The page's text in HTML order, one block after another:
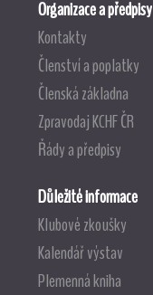
Organizace a předpisy
Kontakty
Členství a poplatky
Členská základna
Zpravodaj KCHF ČR
Řády a předpisy
Důležité informace
Klubové zkoušky
Kalendář výstav
Plemenná kniha